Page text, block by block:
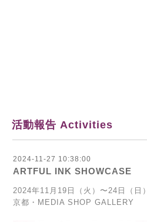
活動報告 Activities
2024-11-27 10:38:00
ARTFUL INK SHOWCASE
2024年11月19日（火）〜24日（日）
京都・MEDIA SHOP GALLERY